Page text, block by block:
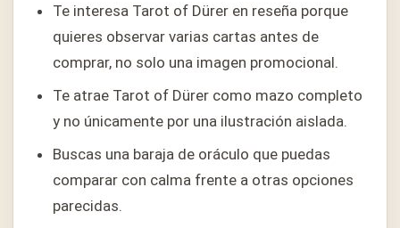
Te interesa Tarot of Dürer en reseña porque
quieres observar varias cartas antes de
comprar, no solo una imagen promocional.
Te atrae Tarot of Dürer como mazo completo
y no únicamente por una ilustración aislada.
Buscas una baraja de oráculo que puedas
comparar con calma frente a otras opciones
parecidas.